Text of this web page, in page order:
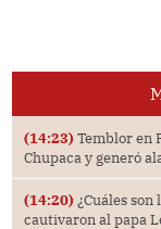
(14:23) Temblor en
Chupaca y generó
(14:20) ¿Cuáles
cautivaron al papa